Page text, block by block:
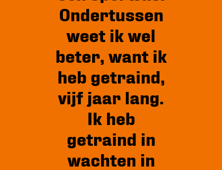
Ondertussen
weet ik wel
beter, want ik
heb getraind,
vijf jaar lang.
Ik heb
getraind in
wachten in